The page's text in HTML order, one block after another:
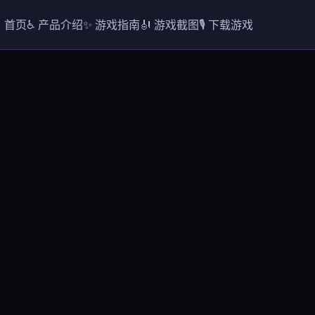
首页♿ 产品介绍✨ 游戏指南🎻 游戏截图🎙️ 下载游戏